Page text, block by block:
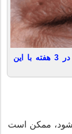
کاهش چشمگیر جای زخم و بخیه فقط در 3 هفته با این
ممکن است